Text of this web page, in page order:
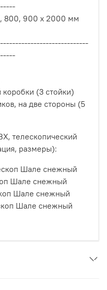
800, 900 х 2000 мм
(3 стойки)
на две стороны (5
телескопический
размеры):
Шале снежный
Шале снежный
Шале снежный
Шале снежный